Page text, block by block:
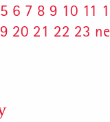
5 6 7 8 9 10 11
20 21 22 23